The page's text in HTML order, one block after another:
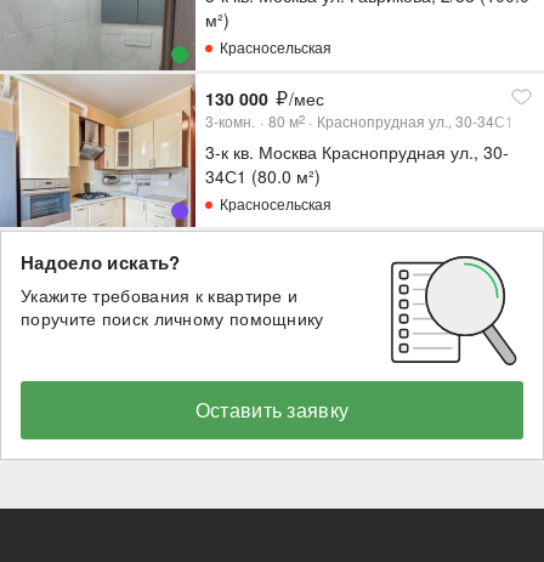
м²)
Красносельская
130 000 /мес
3-комн. 80 м2 Краснопрудная ул., 30-34С1
3-к кв. Москва Краснопрудная ул., 30-
34С1 (80.0 м²)
Красносельская
Надоело искать?
Укажите требования к квартире и
поручите поиск личному помощнику
Оставить заявку